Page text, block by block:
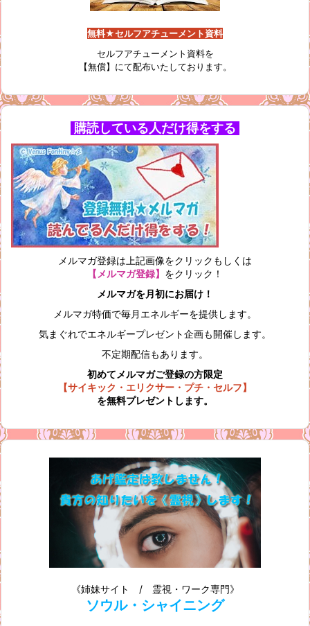
無料★セルフアチューメント資料
セルフアチューメント資料を
【無償】にて配布いたしております。
購読している人だけ得をする
メルマガ登録は上記画像をクリックもしくは
【メルマガ登録】 をクリック！
メルマガを月初にお届け！
メルマガ特価で毎月エネルギーを提供します。
気まぐれでエネルギープレゼント企画も開催します。
不定期配信もあります。
初めてメルマガご登録の方限定
【サイキック・エリクサー・プチ・セルフ】
を無料プレゼントします。
《姉妹サイト / 霊視・ワーク専門》
ソウル・シャイニング